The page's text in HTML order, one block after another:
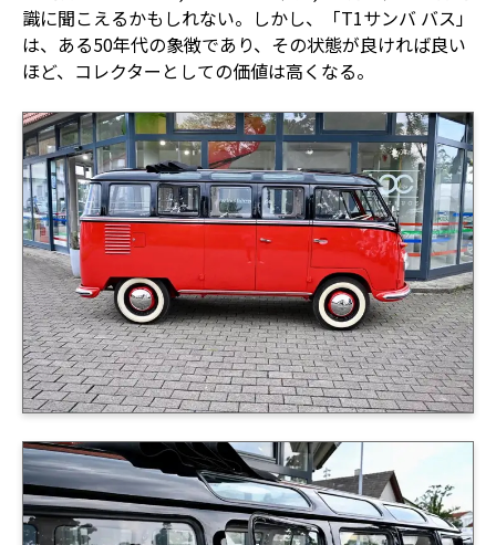
識に聞こえるかもしれない。しかし、「T1サンバ バス」
は、ある50年代の象徴であり、その状態が良ければ良い
ほど、コレクターとしての価値は高くなる。